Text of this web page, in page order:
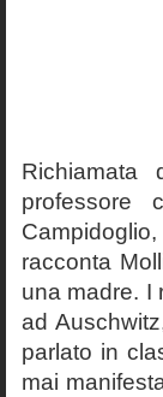
professore
racconta
una madre. I
ad
parlato in
mai